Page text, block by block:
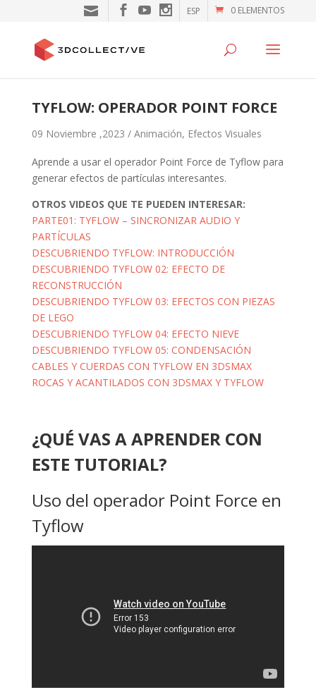
0 ELEMENTOS
ESP
TYFLOW: OPERADOR POINT FORCE
09 Noviembre ,2023 / Animación, Efectos Visuales
Aprende a usar el operador Point Force de Tyflow para
generar efectos de partículas interesantes.
OTROS VIDEOS QUE TE PUEDEN INTERESAR:
PARTE01: TYFLOW – SINCRONIZAR AUDIO Y
PARTÍCULAS
DESCUBRIENDO TYFLOW: INTRODUCCIÓN
DESCUBRIENDO TYFLOW 02: EFECTO DE
RECONSTRUCCIÓN
DESCUBRIENDO TYFLOW 03: EFECTOS CON PIEZAS
DE LEGO
DESCUBRIENDO TYFLOW 04: EFECTO NIEVE
DESCUBRIENDO TYFLOW 05: CONDENSACIÓN
CABLES Y CUERDAS CON TYFLOW EN 3DSMAX
ROCAS Y ACANTILADOS CON 3DSMAX Y TYFLOW
¿QUÉ VAS A APRENDER CON
ESTE TUTORIAL?
Uso del operador Point Force en
Tyflow